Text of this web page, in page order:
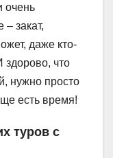
очень
– закат,
даже кто-
здорово, что
нужно просто
есть время!
туров с